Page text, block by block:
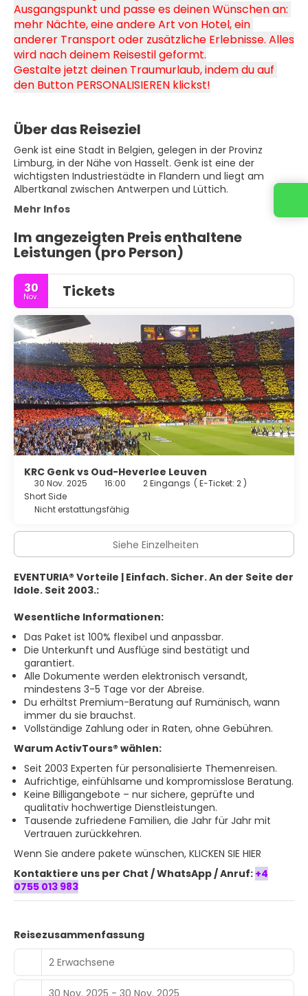
Ausgangspunkt und passe es deinen Wünschen an:
mehr Nächte, eine andere Art von Hotel, ein
anderer Transport oder zusätzliche Erlebnisse. Alles
wird nach deinem Reisestil geformt.
Gestalte jetzt deinen Traumurlaub, indem du auf
den Button PERSONALISIEREN klickst!
Über das Reiseziel
Genk ist eine Stadt in Belgien, gelegen in der Provinz
Limburg, in der Nähe von Hasselt. Genk ist eine der
wichtigsten Industriestädte in Flandern und liegt am
Albertkanal zwischen Antwerpen und Lüttich.
Mehr Infos
Im angezeigten Preis enthaltene
Leistungen (pro Person)
30
Nov. Tickets
KRC Genk vs Oud-Heverlee Leuven
30 Nov. 2025 16:00 2 Eingangs ( E-Ticket: 2 )
Short Side
Nicht erstattungsfähig
Siehe Einzelheiten
EVENTURIA® Vorteile | Einfach. Sicher. An der Seite der
Idole. Seit 2003.:
Wesentliche Informationen:
Das Paket ist 100% flexibel und anpassbar.
Die Unterkunft und Ausflüge sind bestätigt und
garantiert.
Alle Dokumente werden elektronisch versandt,
mindestens 3-5 Tage vor der Abreise.
Du erhältst Premium-Beratung auf Rumänisch, wann
immer du sie brauchst.
Vollständige Zahlung oder in Raten, ohne Gebühren.
Warum ActivTours® wählen:
Seit 2003 Experten für personalisierte Themenreisen.
Aufrichtige, einfühlsame und kompromisslose Beratung.
Keine Billigangebote – nur sichere, geprüfte und
qualitativ hochwertige Dienstleistungen.
Tausende zufriedene Familien, die Jahr für Jahr mit
Vertrauen zurückkehren.
Wenn Sie andere pakete wünschen, KLICKEN SIE HIER
Kontaktiere uns per Chat / WhatsApp / Anruf: +4
0755 013 983
Reisezusammenfassung
2 Erwachsene
30 Nov. 2025 - 30 Nov. 2025